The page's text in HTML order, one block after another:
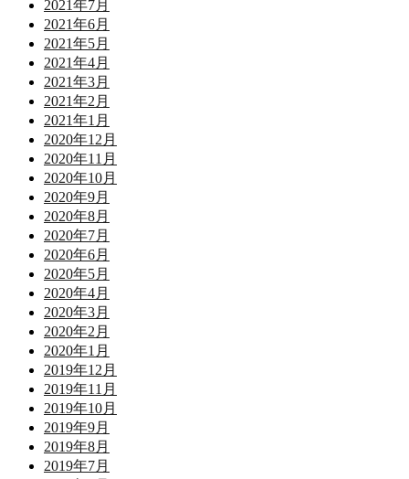
2021年7月
2021年6月
2021年5月
2021年4月
2021年3月
2021年2月
2021年1月
2020年12月
2020年11月
2020年10月
2020年9月
2020年8月
2020年7月
2020年6月
2020年5月
2020年4月
2020年3月
2020年2月
2020年1月
2019年12月
2019年11月
2019年10月
2019年9月
2019年8月
2019年7月